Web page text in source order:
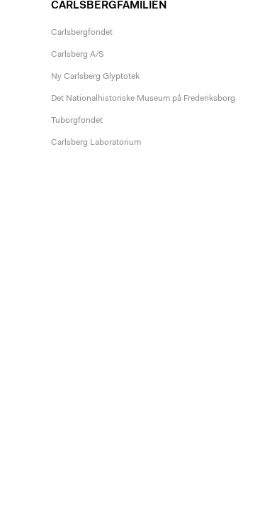
CARLSBERGFAMILIEN
Carlsbergfondet
Carlsberg A/S
Ny Carlsberg Glyptotek
Det Nationalhistoriske Museum på Frederiksborg
Tuborgfondet
Carlsberg Laboratorium